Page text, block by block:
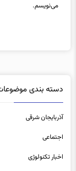
می‌نویسم.
دسته بندی
آذربایجان شرقی
اجتماعی
اخبار تکنولوژی